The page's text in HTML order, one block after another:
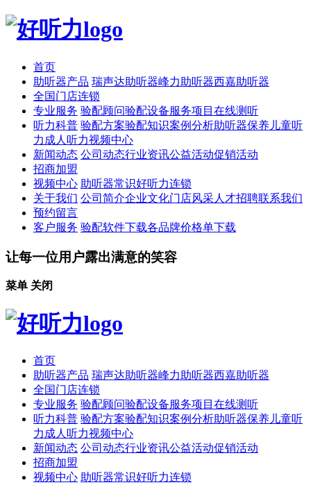
首页
助听器产品 瑞声达助听器峰力助听器西嘉助听器
全国门店连锁
专业服务 验配顾问验配设备服务项目 在线测听
听力科普 验配方案验配知识案例分析助听器保养 儿童听
力 成人听力视频中心
新闻动态 公司动态行业资讯公益活动促销活动
招商加盟
视频中心 助听器常识好听力连锁
关于我们 公司简介企业文化门店风采人才招聘联系我们
预约留言
客户服务 验配软件下载各品牌价格单下载
让每一位用户露出满意的笑容
菜单 关闭
首页
助听器产品 瑞声达助听器峰力助听器西嘉助听器
全国门店连锁
专业服务 验配顾问验配设备服务项目 在线测听
听力科普 验配方案验配知识案例分析助听器保养 儿童听
力 成人听力视频中心
新闻动态 公司动态行业资讯公益活动促销活动
招商加盟
视频中心 助听器常识好听力连锁